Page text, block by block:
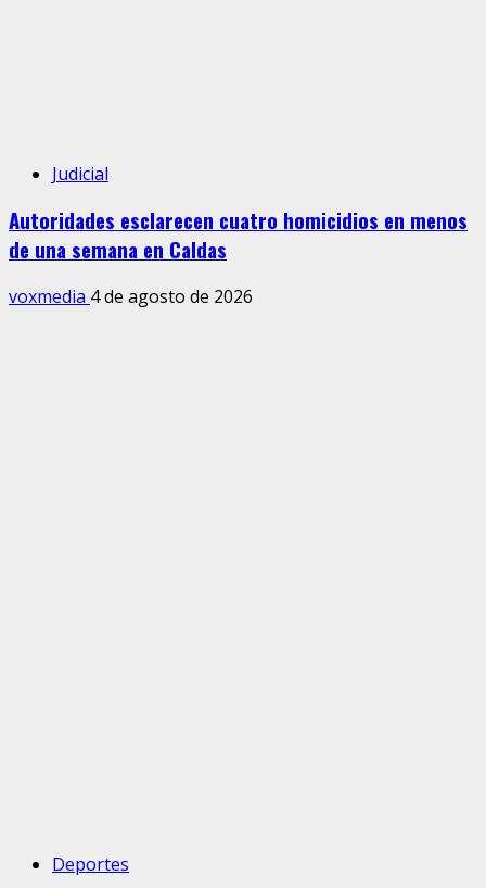
Judicial
Autoridades esclarecen cuatro homicidios en menos
de una semana en Caldas
voxmedia 4 de agosto de 2026
Deportes